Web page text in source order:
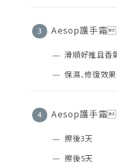
Aesop護手霜
滑順好推且香
保濕、修復效
Aesop護手霜
擦後3天
擦後5天